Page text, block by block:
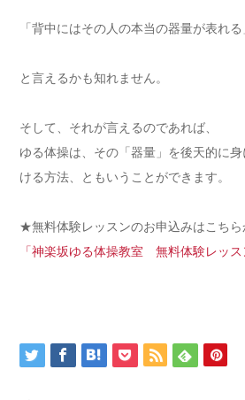
「背中にはその人の本当の器量が表れる
と言えるかも知れません。
そして、それが言えるのであれば、
ゆる体操は、その「器量」を後天的に身
ける方法、ともいうことができます。
★無料体験レッスンのお申込みはこちら
「神楽坂ゆる体操教室 無料体験レッス